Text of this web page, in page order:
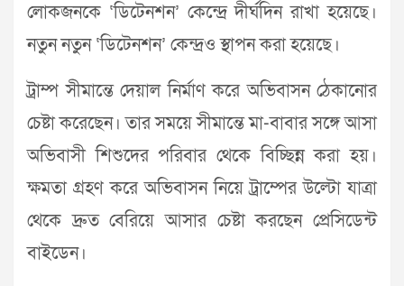
লোকজনকে ‘ডিটেনশন’ কেন্দ্রে দীর্ঘদিন রাখা হয়েছে।
নতুন নতুন ‘ডিটেনশন’ কেন্দ্রও স্থাপন করা হয়েছে।
ট্রাম্প সীমান্তে দেয়াল নির্মাণ করে অভিবাসন ঠেকানোর
চেষ্টা করেছেন। তার সময়ে সীমান্তে মা-বাবার সঙ্গে আসা
অভিবাসী শিশুদের পরিবার থেকে বিচ্ছিন্ন করা হয়।
ক্ষমতা গ্রহণ করে অভিবাসন নিয়ে ট্রাম্পের উল্টো যাত্রা
থেকে দ্রুত বেরিয়ে আসার চেষ্টা করছেন প্রেসিডেন্ট
বাইডেন।